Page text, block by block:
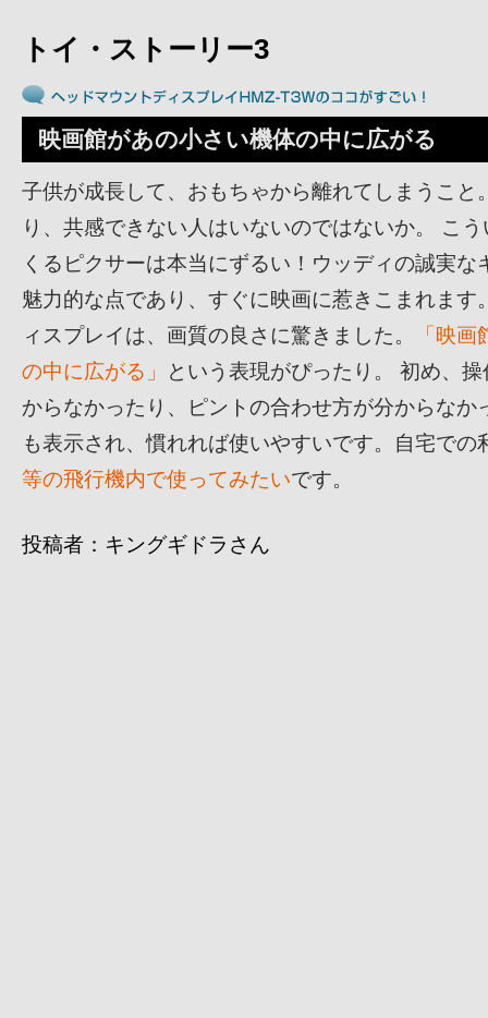
トイ・ストーリー3
映画館があの小さい機体の中に広がる
子供が成長して、おもちゃから離れてしまうこと
り、共感できない人はいないのではないか。 こ
くるピクサーは本当にずるい！ウッディの誠実な
魅力的な点であり、すぐに映画に惹きこまれます
ィスプレイは、画質の良さに驚きました。
「映
の中に広がる」
という表現がぴったり。 初め、
からなかったり、ピントの合わせ方が分からなか
も表示され、慣れれば使いやすいです。自宅での
等の飛行機内で使ってみたいです。
投稿者：キングギドラさん